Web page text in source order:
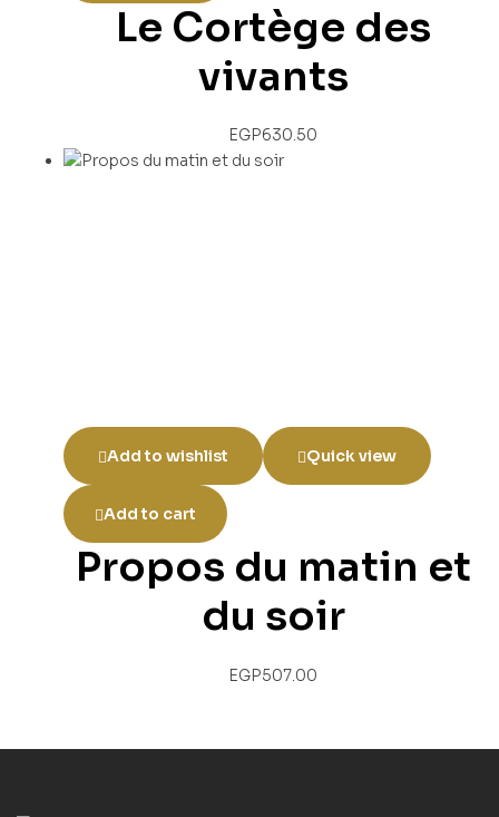
Le Cortège des
vivants
EGP630.50
Add to wishlist Quick view
Add to cart
Propos du matin et
du soir
EGP507.00